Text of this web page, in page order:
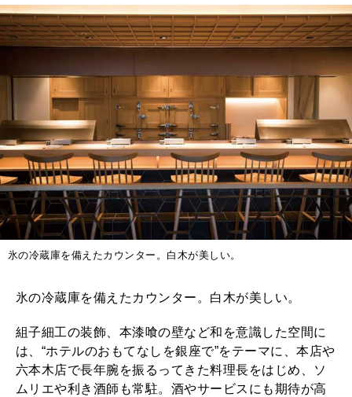
2025年12月号「お酒の新常識。」
氷の冷蔵庫を備えたカウンター。白木が美しい。
氷の冷蔵庫を備えたカウンター。白木が美しい。
組子細工の装飾、本漆喰の壁など和を意識した空間に
は、“ホテルのおもてなしを銀座で”をテーマに、本店や
六本木店で長年腕を振るってきた料理長をはじめ、ソ
ムリエや利き酒師も常駐。酒やサービスにも期待が高